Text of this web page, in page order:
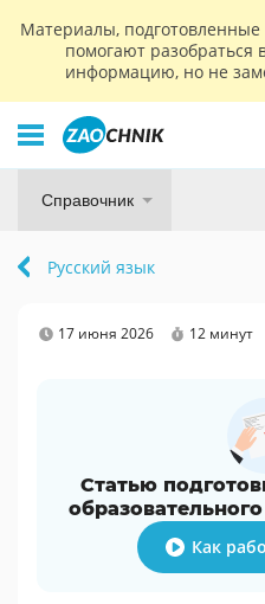
Материалы, подготовленные
помогают разобраться
информацию, но не
Справочник
Русский язык
17 июня 2026 12 минут
Статью
Как